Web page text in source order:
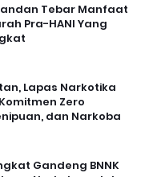
Tebar Manfaat
Pra-HANI Yang
Lapas Narkotika
Zero
dan Narkoba
Gandeng BNNK